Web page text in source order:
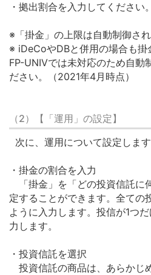
・拠出割合を入力してください。
※「掛金」の上限は自動制御され
※ iDeCoやDBと併用の場合も掛
FP-UNIVでは未対応のため自動
ださい。（2021年4月時点）
（2）【「運用」の設定】
次に、運用について設定します
・掛金の割合を入力
「掛金」を「どの投資信託に
定することができます。全ての
ように入力します。投信が1つ
力します。
・投資信託を選択
投資信託の商品は、あらかじ